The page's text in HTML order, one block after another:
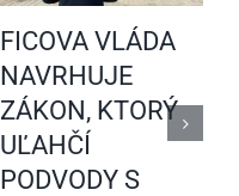
FICOVA VLÁDA
NAVRHUJE
ZÁKON, KTORÝ
UĽAHČÍ
PODVODY S